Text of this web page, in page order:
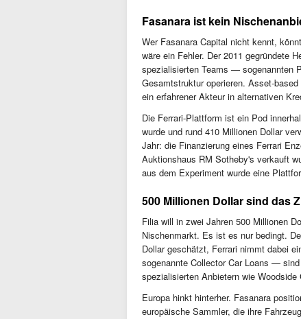
Fasanara ist kein
Wer Fasanara Capital nicht kennt,
wäre ein Fehler. Der 2011 gegründete
spezialisierten Teams — sogenannten
Gesamtstruktur operieren. Asset-
ein erfahrener Akteur in alternativen
Die Ferrari-Plattform ist ein Pod
wurde und rund 410 Millionen Dollar
Jahr: die Finanzierung eines Ferrari
Auktionshaus RM Sotheby's verkauft
aus dem Experiment wurde eine
500 Millionen Dollar sind das
Filia will in zwei Jahren 500 Millionen
Nischenmarkt. Es ist es nur bedingt.
Dollar geschätzt, Ferrari nimmt dabei
sogenannte Collector Car Loans —
spezialisierten Anbietern wie
Europa hinkt hinterher. Fasanara
europäische Sammler, die ihre